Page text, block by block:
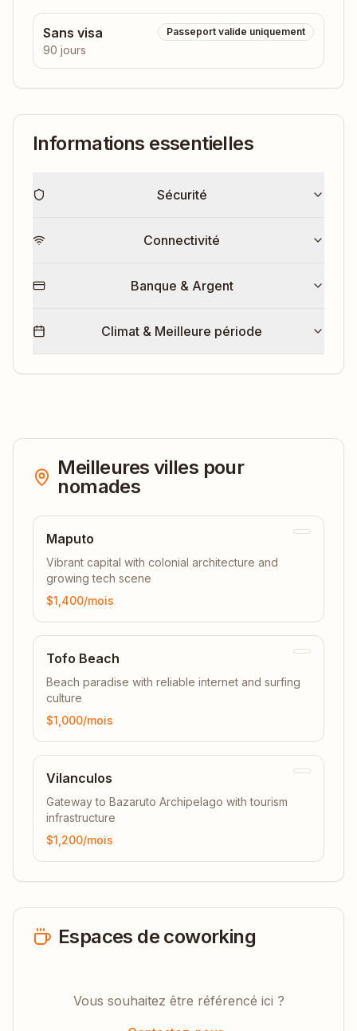
Sans visa
90 jours
Passeport valide uniquement
Informations essentielles
Sécurité
Connectivité
Banque & Argent
Climat & Meilleure période
Meilleures villes pour
nomades
Maputo
Vibrant capital with colonial architecture and
growing tech scene
$1,400/mois
Tofo Beach
Beach paradise with reliable internet and surfing
culture
$1,000/mois
Vilanculos
Gateway to Bazaruto Archipelago with tourism
infrastructure
$1,200/mois
Espaces de coworking
Vous souhaitez être référencé ici ?